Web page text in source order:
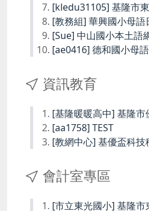
[kledu31105] 基隆市
[教務組] 華興國小母語
[Sue] 中山國小本土語
[ae0416] 德和國小母
資訊教育
[基隆暖暖高中] 基隆
[aa1758] TEST
[教網中心] 基優盃科技
會計室專區
[市立東光國小] 基隆市